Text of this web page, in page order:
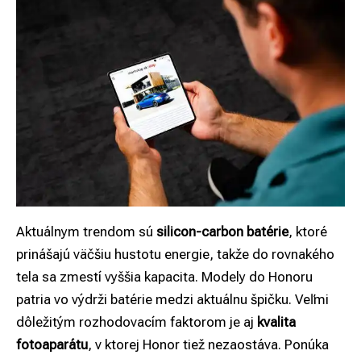
Aktuálnym trendom sú silicon-carbon batérie, ktoré
prinášajú väčšiu hustotu energie, takže do rovnakého
tela sa zmestí vyššia kapacita. Modely do Honoru
patria vo výdrži batérie medzi aktuálnu špičku. Veľmi
dôležitým rozhodovacím faktorom je aj kvalita
fotoaparátu, v ktorej Honor tiež nezaostáva. Ponúka